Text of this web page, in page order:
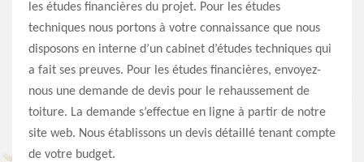
les études financières du projet. Pour les études
techniques nous portons à votre connaissance que nous
disposons en interne d’un cabinet d’études techniques qui
a fait ses preuves. Pour les études financières, envoyez-
nous une demande de devis pour le rehaussement de
toiture. La demande s’effectue en ligne à partir de notre
site web. Nous établissons un devis détaillé tenant compte
de votre budget.